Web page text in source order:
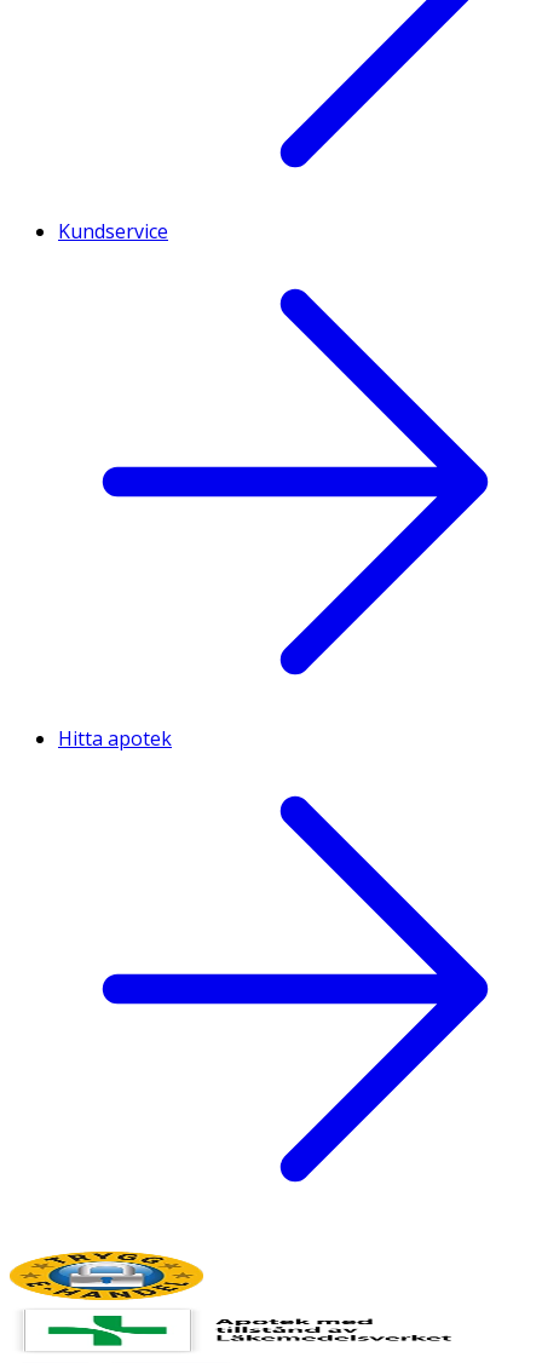
Kundservice
Hitta apotek